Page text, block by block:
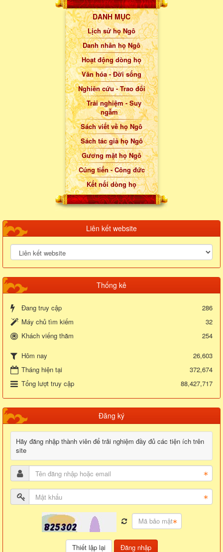
DANH MỤC
Lịch sử họ Ngô
Danh nhân họ Ngô
Hoạt động dòng họ
Văn hóa - Đời sống
Nghiên cứu - Trao đổi
Trải nghiệm - Suy
ngẫm
Sách viết về họ Ngô
Sách tác giả họ Ngô
Gương mặt họ Ngô
Cúng tiến - Công đức
Kết nối dòng họ
Liên kết website
Thống kê
Đang truy cập
286
Máy chủ tìm kiếm
32
Khách viếng thăm
254
Hôm nay
26,603
Tháng hiện tại
372,674
Tổng lượt truy cập
88,427,717
Đăng ký
Hãy đăng nhập thành viên để trải nghiệm đầy đủ các tiện ích trên
site
Đăng nhập